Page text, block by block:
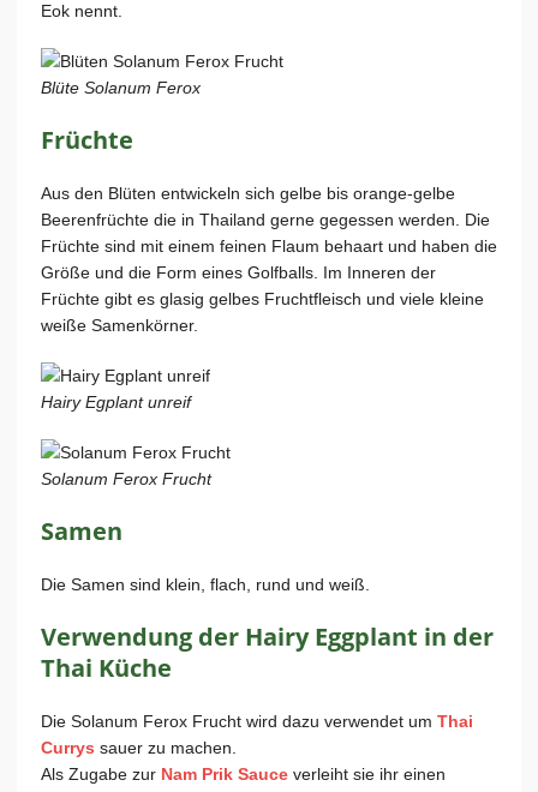
Eok nennt.
Blüte Solanum Ferox
Früchte
Aus den Blüten entwickeln sich gelbe bis orange-gelbe
Beerenfrüchte die in Thailand gerne gegessen werden. Die
Früchte sind mit einem feinen Flaum behaart und haben die
Größe und die Form eines Golfballs. Im Inneren der
Früchte gibt es glasig gelbes Fruchtfleisch und viele kleine
weiße Samenkörner.
Hairy Egplant unreif
Solanum Ferox Frucht
Samen
Die Samen sind klein, flach, rund und weiß.
Verwendung der Hairy Eggplant in der
Thai Küche
Die Solanum Ferox Frucht wird dazu verwendet um Thai
Currys sauer zu machen.
Als Zugabe zur Nam Prik Sauce verleiht sie ihr einen